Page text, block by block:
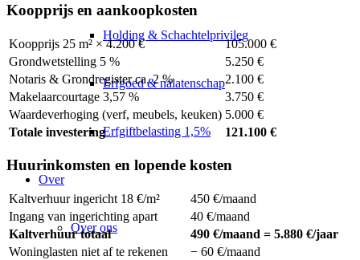
Holding & Schachtelprivileg
Erfgoed & nalatenschap
Erfgiftbelasting 1,5%
Over
Over ons
Koopprijs en aankoopkosten
Koopprijs 25 m² × 4.200 €
105.000 €
Grondwetstelling 5 %
5.250 €
Notaris & Grondregister ca. 2 %
2.100 €
Makelaarcourtage 3,57 %
3.750 €
Waardeverhoging (verf, meubels, keuken) 5.000 €
Totale investering
121.100 €
Huurinkomsten en lopende kosten
Kaltverhuur ingericht 18 €/m²
450 €/maand
Ingang van ingerichting apart
40 €/maand
Kaltverhuur totaal
490 €/maand = 5.880 €/jaar
Woninglasten niet af te rekenen
− 60 €/maand